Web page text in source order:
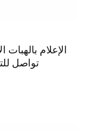
الإعلام
تواصل